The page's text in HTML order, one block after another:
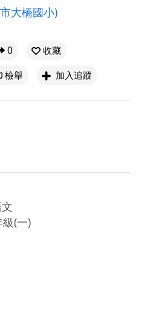
大橋國小)
0
收藏
檢舉 加入追蹤
(一)